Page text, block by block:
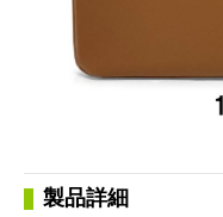
製品詳細